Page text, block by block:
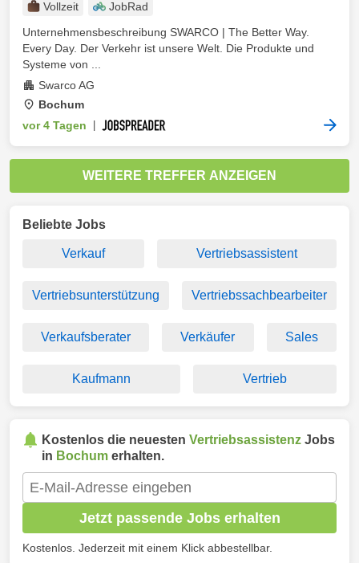
Vollzeit
JobRad
Unternehmensbeschreibung SWARCO | The Better Way.
Every Day. Der Verkehr ist unsere Welt. Die Produkte und
Systeme von ...
Swarco AG
Bochum
vor 4 Tagen
WEITERE TREFFER ANZEIGEN
Beliebte Jobs
Verkauf Vertriebsassistent
Vertriebsunterstützung Vertriebssachbearbeiter
Verkaufsberater Verkäufer Sales
Kaufmann Vertrieb
Kostenlos die neuesten Vertriebsassistenz Jobs
in Bochum erhalten.
Jetzt passende Jobs erhalten
Kostenlos. Jederzeit mit einem Klick abbestellbar.